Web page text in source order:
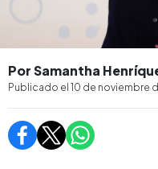
Por Samantha
Publicado el 10 de noviembre